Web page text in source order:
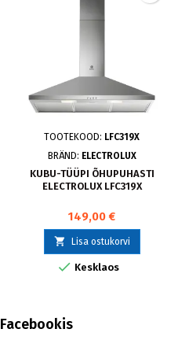
TOOTEKOOD: LFC319X
BRÄND: ELECTROLUX
KUBU-TÜÜPI ÕHUPUHASTI
ELECTROLUX LFC319X
149,00 €
 Lisa ostukorvi
 Kesklaos